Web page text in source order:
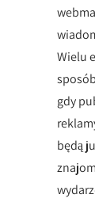
Wielu
gdy
będą